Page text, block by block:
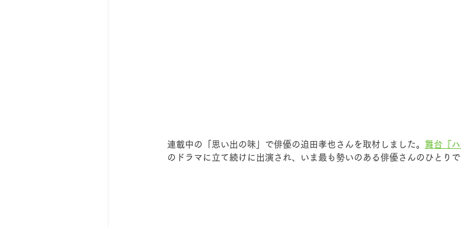
連載中の「思い出の味」で俳優の迫田孝也さんを取材しました。 舞台『
のドラマに立て続けに出演され、いま最も勢いのある俳優さんのひとりで